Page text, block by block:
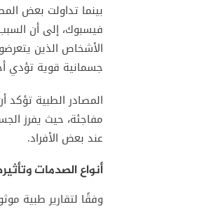
بينما تداولت بعض
فيسبوك، إلى أن
الأشخاص الذين
جسمانية قوية تؤدي
المصادر الطبية تؤكد
مفاجئة، حيث يفرز
عند بعض الأفراد.
أنواع الصدمات
وفقًا لتقارير طبية